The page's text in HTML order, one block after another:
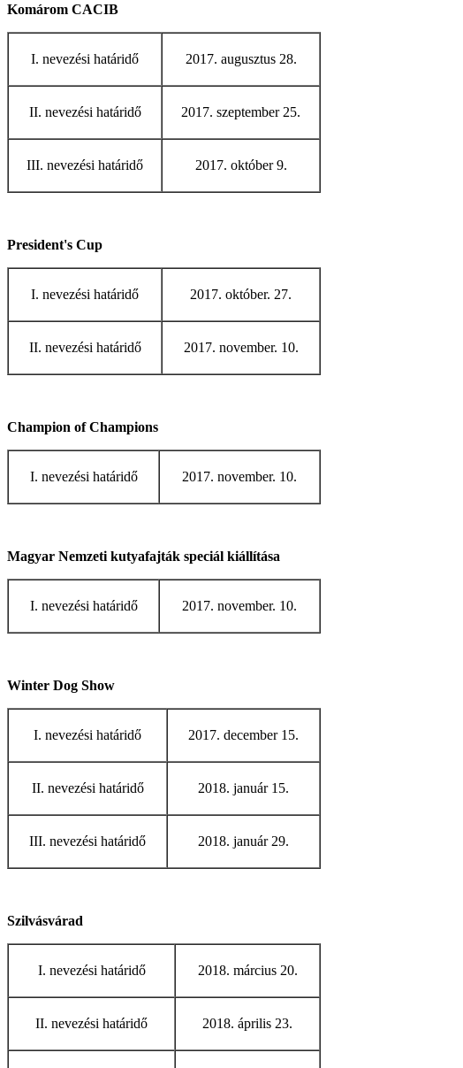
Komárom CACIB
I. nevezési határidő 2017. augusztus 28.
II. nevezési határidő 2017. szeptember 25.
III. nevezési határidő 2017. október 9.
President's Cup
I. nevezési határidő 2017. október. 27.
II. nevezési határidő 2017. november. 10.
Champion of Champions
I. nevezési határidő 2017. november. 10.
Magyar Nemzeti kutyafajták speciál kiállítása
I. nevezési határidő 2017. november. 10.
Winter Dog Show
I. nevezési határidő 2017. december 15.
II. nevezési határidő 2018. január 15.
III. nevezési határidő 2018. január 29.
Szilvásvárad
I. nevezési határidő 2018. március 20.
II. nevezési határidő 2018. április 23.